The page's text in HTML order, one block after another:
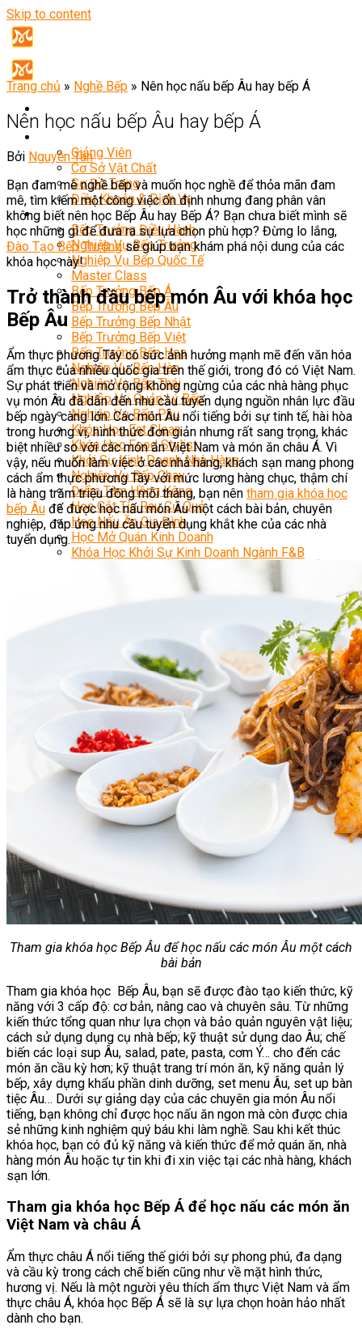
Skip to content
Giảng Viên
Cơ Sở Vật Chất
Sơ Đồ Trang
Điều Khoản & Dịch Vụ
Khóa Học
Bếp Trưởng Điều Hành
Nghiệp Vụ Bếp Trưởng
Nghiệp Vụ Bếp Quốc Tế
Master Class
Bếp Trưởng Bếp Á
Bếp Trưởng Bếp Âu
Bếp Trưởng Bếp Nhật
Bếp Trưởng Bếp Việt
Bếp Trưởng Bếp Hoa
Nghiệp Vụ Bếp Hàn
Nghiệp Vụ Bếp Thái
Nghiệp Vụ Quản Lý Bếp
Nghiệp Vụ Bếp Phụ
Khóa Học Eat Clean
Khóa Học Food Stylist
Khởi Sự Kinh Doanh Nhà Hàng
Nghiệp Vụ Bếp Chay
Điểm Tâm Hồng Kông
Học Cắt Tỉa Rau Củ Quả
Học Nấu Ăn Gia Đình
Học Mở Quán Kinh Doanh
Khóa Học Khởi Sự Kinh Doanh Ngành F&B
Bí Quyết Kinh Doanh Và Vận Hành Mô Hình Ẩm
Mẹo Nấu Ăn
Chè Hạt Sen
Chè Chuối
Chè Bắp
Chè Bưởi
Món Ngon Mỗi Ngày
Tin Tức
Ẩm Thực Việt Nam
Định Hướng Nghề Nghiệp
Tổng Hợp
Trang chủ » Nghề Bếp » Nên học nấu bếp Âu hay bếp Á
Nên học nấu bếp Âu hay bếp Á
Bởi Nguyễn Tân
Bạn đam mê nghề bếp và muốn học nghề để thỏa mãn đam
mê, tìm kiếm một công việc ổn định nhưng đang phân vân
không biết nên học Bếp Âu hay Bếp Á? Bạn chưa biết mình sẽ
học những gì để đưa ra sự lựa chọn phù hợp? Đừng lo lắng,
Đào Tạo Bếp Trưởngsẽ giúp bạn khám phá nội dung của các
khóa học này!
Trở thành đầu bếp món Âu với khóa học
Bếp Âu
Ẩm thực phương Tây có sức ảnh hưởng mạnh mẽ đến văn hóa
ẩm thực của nhiều quốc gia trên thế giới, trong đó có Việt Nam.
Sự phát triển và mở rộng không ngừng của các nhà hàng phục
vụ món Âu đã dẫn đến nhu cầu tuyển dụng nguồn nhân lực đầu
bếp ngày càng lớn. Các món Âu nổi tiếng bởi sự tinh tế, hài hòa
trong hương vị, hình thức đơn giản nhưng rất sang trọng, khác
biệt nhiều so với các món ăn Việt Nam và món ăn châu Á. Vì
vậy, nếu muốn làm việc ở các nhà hàng, khách sạn mang phong
cách ẩm thực phương Tây với mức lương hàng chục, thậm chí
là hàng trăm triệu đồng mỗi tháng, bạn nên tham gia khóa học
bếp Âu để được học nấu món Âu một cách bài bản, chuyên
nghiệp, đáp ứng nhu cầu tuyển dụng khắt khe của các nhà
tuyển dụng.
Tham gia khóa học Bếp Âu để học nấu các món Âu một cách
bài bản
Tham gia khóa học Bếp Âu, bạn sẽ được đào tạo kiến thức, kỹ
năng với 3 cấp độ: cơ bản, nâng cao và chuyên sâu. Từ những
kiến thức tổng quan như lựa chọn và bảo quản nguyên vật liệu;
cách sử dụng dụng cụ nhà bếp; kỹ thuật sử dụng dao Âu; chế
biến các loại sup Âu, salad, pate, pasta, cơm Ý… cho đến các
món ăn cầu kỳ hơn; kỹ thuật trang trí món ăn, kỹ năng quản lý
bếp, xây dựng khẩu phần dinh dưỡng, set menu Âu, set up bàn
tiệc Âu… Dưới sự giảng dạy của các chuyên gia món Âu nổi
tiếng, bạn không chỉ được học nấu ăn ngon mà còn được chia
sẻ những kinh nghiệm quý báu khi làm nghề. Sau khi kết thúc
khóa học, bạn có đủ kỹ năng và kiến thức để mở quán ăn, nhà
hàng món Âu hoặc tự tin khi đi xin việc tại các nhà hàng, khách
sạn lớn.
Tham gia khóa học Bếp Á để học nấu các món ăn
Việt Nam và châu Á
Ẩm thực châu Á nổi tiếng thế giới bởi sự phong phú, đa dạng
và cầu kỳ trong cách chế biến cũng như về mặt hình thức,
hương vị. Nếu là một người yêu thích ẩm thực Việt Nam và ẩm
thực châu Á, khóa học Bếp Á sẽ là sự lựa chọn hoàn hảo nhất
dành cho bạn.